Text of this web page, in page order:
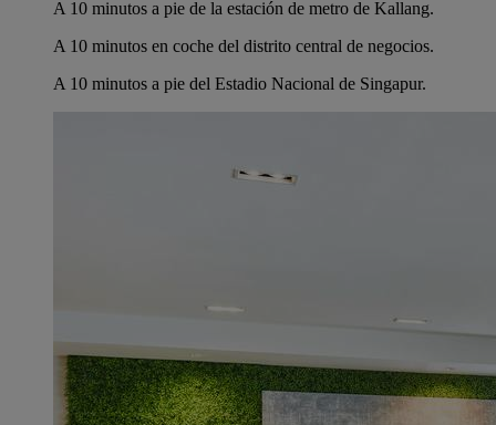
A 10 minutos a pie de la estación de metro de Kallang.
A 10 minutos en coche del distrito central de negocios.
A 10 minutos a pie del Estadio Nacional de Singapur.